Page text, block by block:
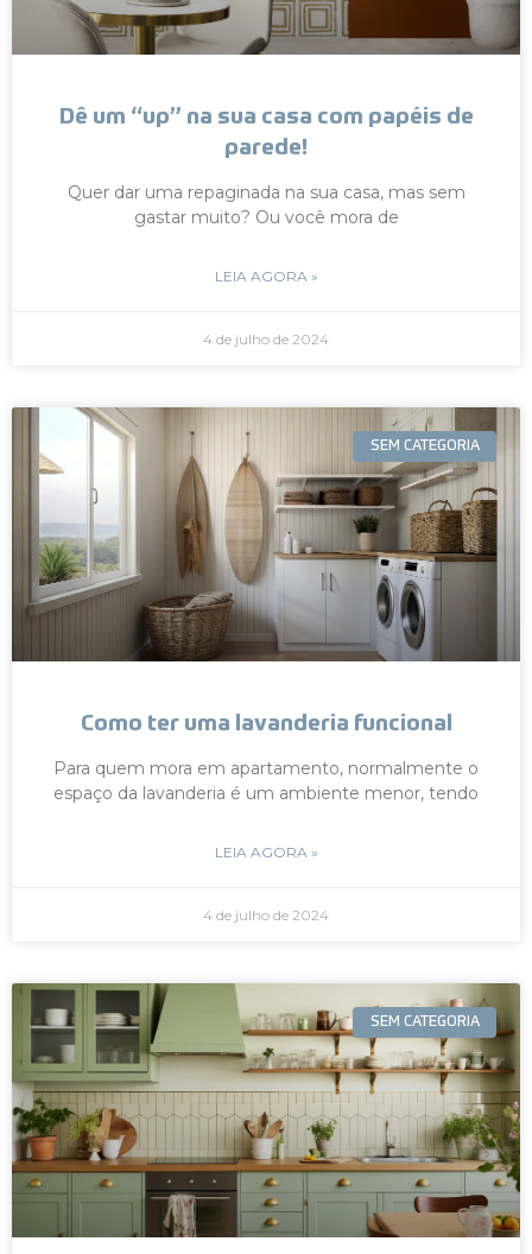
Dê um “up” na sua casa com papéis de
parede!
Quer dar uma repaginada na sua casa, mas sem
gastar muito? Ou você mora de
LEIA AGORA »
4 de julho de 2024
SEM CATEGORIA
Como ter uma lavanderia funcional
Para quem mora em apartamento, normalmente o
espaço da lavanderia é um ambiente menor, tendo
LEIA AGORA »
4 de julho de 2024
SEM CATEGORIA